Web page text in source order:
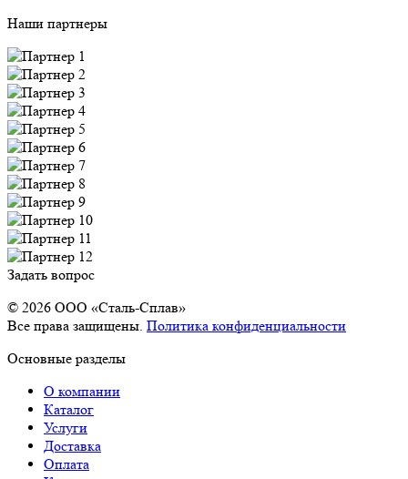
Наши партнеры
Задать вопрос
© 2026 OOO «Сталь-Сплав»
Все права защищены. Политика конфиденциальности
Основные разделы
О компании
Каталог
Услуги
Доставка
Оплата